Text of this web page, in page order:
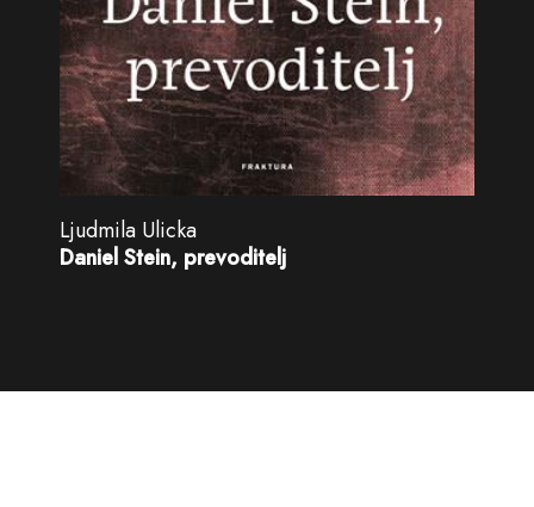
Ljudmila Ulicka
Daniel Stein, prevoditelj